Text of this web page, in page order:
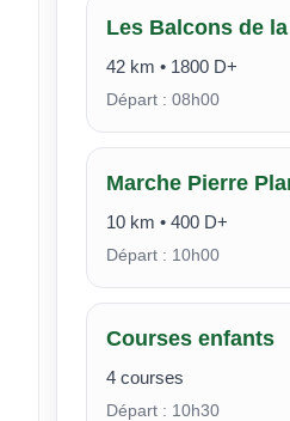
Les Balcons de
42 km • 1800 D+
Départ : 08h00
Marche Pierre
10 km • 400 D+
Départ : 10h00
Courses enfants
4 courses
Départ : 10h30